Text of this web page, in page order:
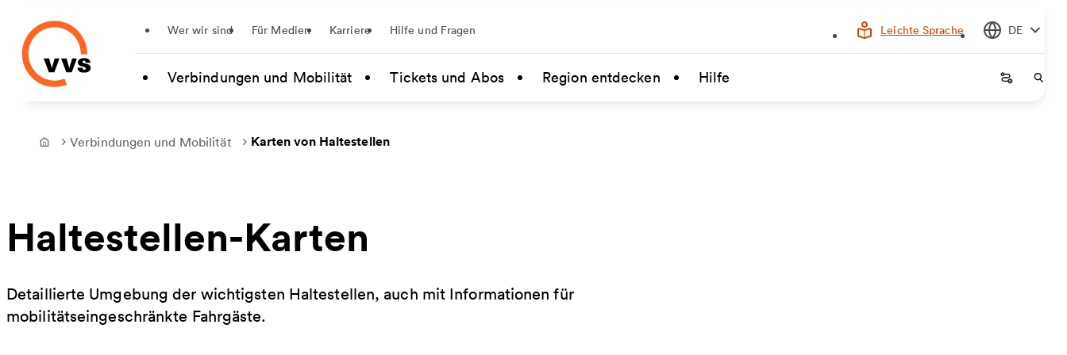
Zum Hauptinhalt springen
Wer wir sind Für Medien Karriere Hilfe und Fragen Leichte Sprache DE
Verbindungen und Mobilität Tickets und Abos Region entdecken Hilfe Startseite
Frontpage
Verbindungen und Mobilität Karten von Haltestellen
Haltestellen-Karten
Detaillierte Umgebung der wichtigsten Haltestellen, auch mit Informationen für
mobilitätseingeschränkte Fahrgäste.